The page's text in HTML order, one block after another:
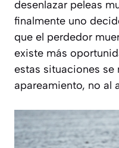
desenlazar peleas
finalmente uno
que el perdedor
existe más
estas situaciones se
apareamiento, no al